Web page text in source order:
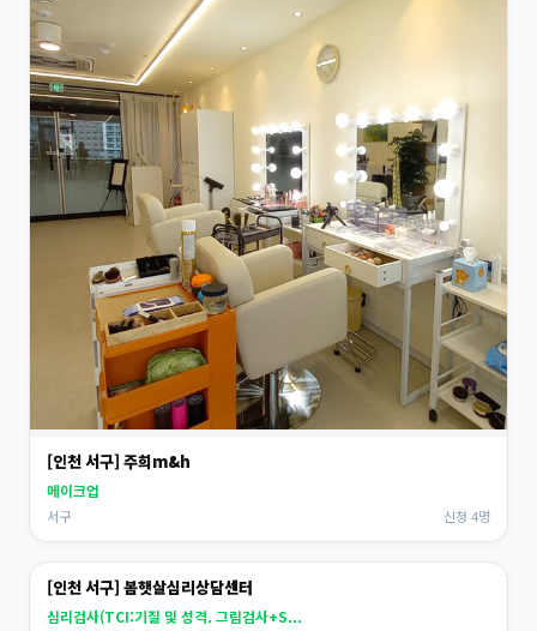
[인천 서구] 주희m&h
메이크업
서구 신청 4명
[인천 서구] 봄햇살심리상담센터
심리검사(TCI:기질 및 성격. 그림검사+S...